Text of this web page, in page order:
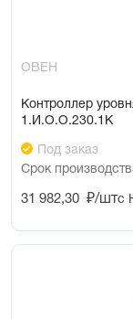
ОВЕН
Контроллер
1.И.О.О.230.1К
Под заказ
Срок
31 982,30 ₽/штс